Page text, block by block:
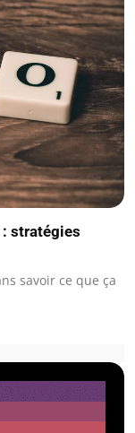
stratégies
savoir ce que ça